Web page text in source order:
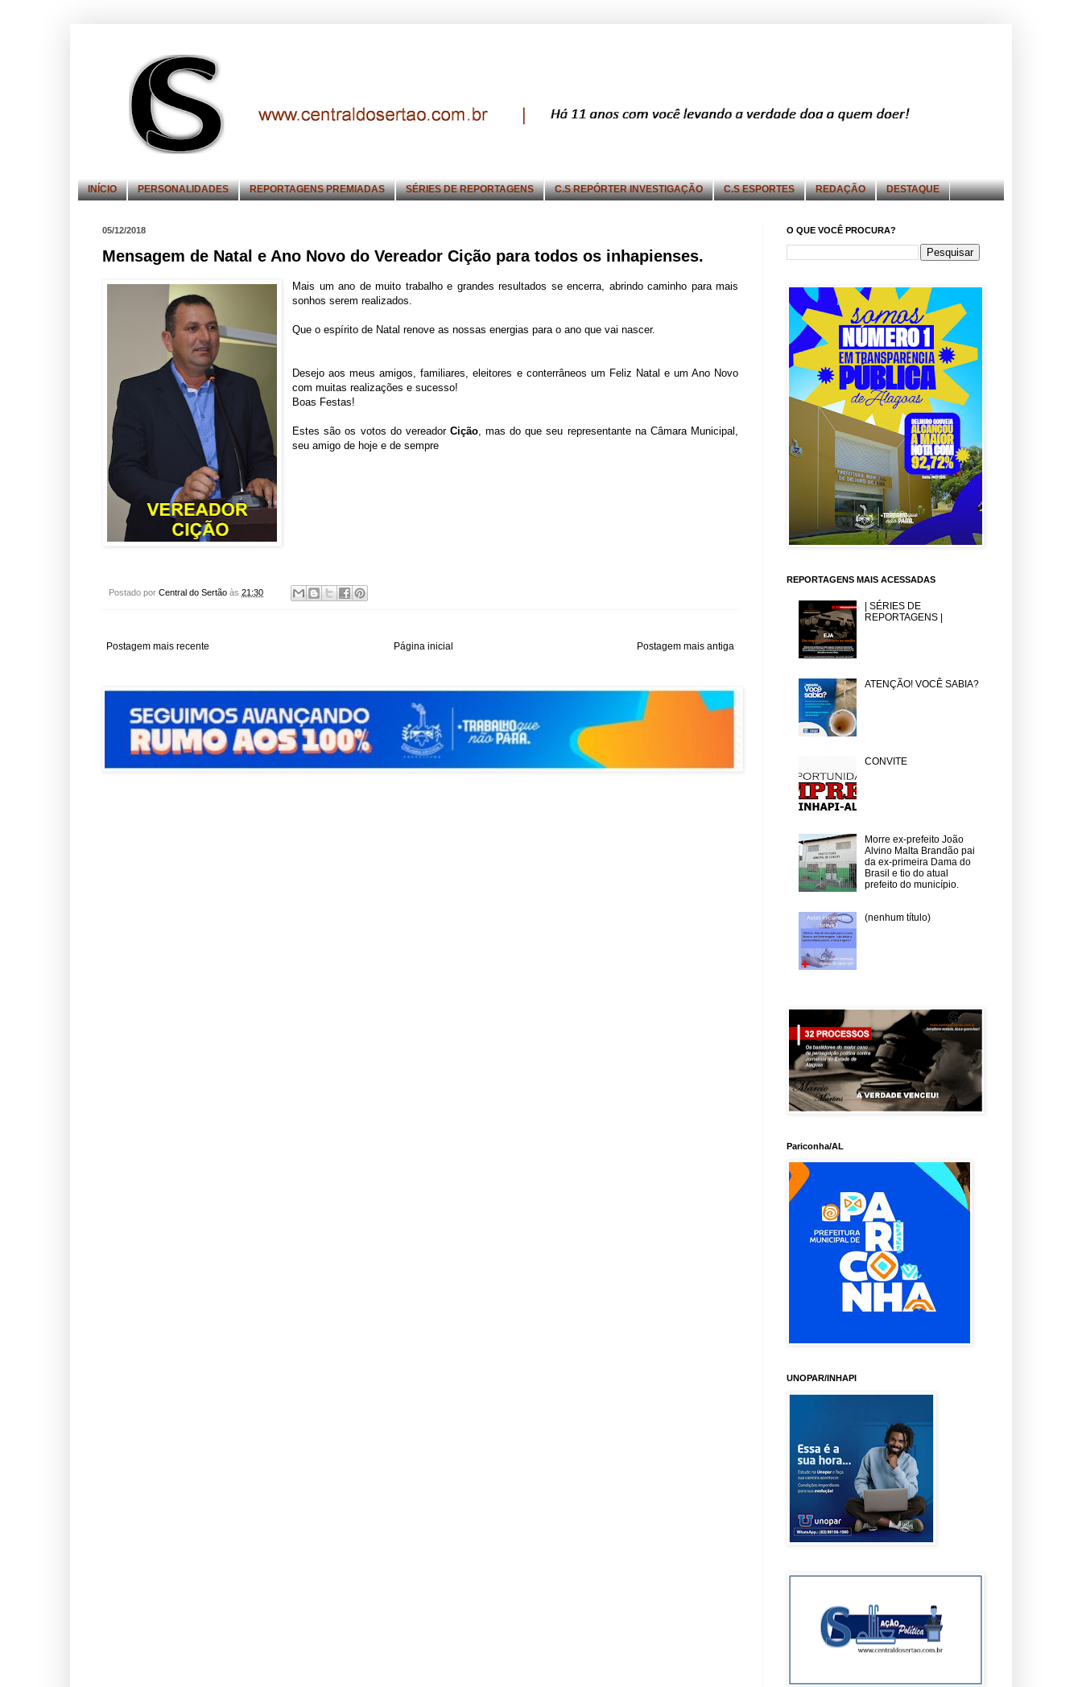
INÍCIO PERSONALIDADES REPORTAGENS PREMIADAS SÉRIES DE REPORTAGENS C.S REPÓRTER INVESTIGAÇÃO C.S ESPORTES REDAÇÃO DESTAQUE
05/12/2018
Mensagem de Natal e Ano Novo do Vereador Cição para todos os inhapienses.
Mais um ano de muito trabalho e grandes resultados se encerra, abrindo caminho para mais
sonhos serem realizados.
Que o espírito de Natal renove as nossas energias para o ano que vai nascer.
Desejo aos meus amigos, familiares, eleitores e conterrâneos um Feliz Natal e um Ano Novo
com muitas realizações e sucesso!
Boas Festas!
Estes são os votos do vereador Cição, mas do que seu representante na Câmara Municipal,
seu amigo de hoje e de sempre
Postado por Central do Sertão às 21:30
Postagem mais recente Postagem mais antiga
Página inicial
O QUE VOCÊ PROCURA?
REPORTAGENS MAIS ACESSADAS
| SÉRIES DE
REPORTAGENS |
ATENÇÃO! VOCÊ SABIA?
CONVITE
Morre ex-prefeito João
Alvino Malta Brandão pai
da ex-primeira Dama do
Brasil e tio do atual
prefeito do município.
(nenhum título)
Pariconha/AL
UNOPAR/INHAPI